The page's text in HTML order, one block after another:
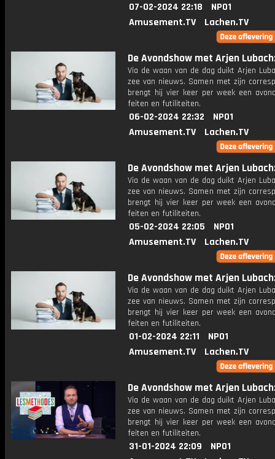
07-02-2024 22:18
NPO1
Amusement.TV
Lachen.TV
De Avondshow met Arjen
Via de waan van de dag duikt Arjen
zee van nieuws. Samen met zijn
brengt hij vier keer per week een
feiten en futiliteiten.
06-02-2024 22:32
NPO1
Amusement.TV
Lachen.TV
De Avondshow met Arjen
Via de waan van de dag duikt Arjen
zee van nieuws. Samen met zijn
brengt hij vier keer per week een
feiten en futiliteiten.
05-02-2024 22:05
NPO1
Amusement.TV
Lachen.TV
De Avondshow met Arjen
Via de waan van de dag duikt Arjen
zee van nieuws. Samen met zijn
brengt hij vier keer per week een
feiten en futiliteiten.
01-02-2024 22:11
NPO1
Amusement.TV
Lachen.TV
De Avondshow met Arjen
Via de waan van de dag duikt Arjen
zee van nieuws. Samen met zijn
brengt hij vier keer per week een
feiten en futiliteiten.
31-01-2024 22:09
NPO1